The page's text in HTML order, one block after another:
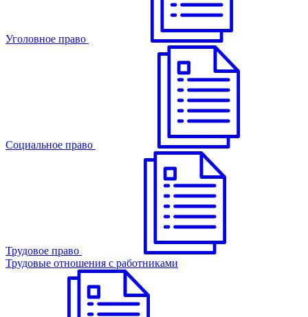
Уголовное право
Cоциальное право
Трудовое право
Трудовые отношения с работниками